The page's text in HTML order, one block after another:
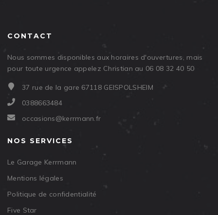
CONTACT
Nous sommes disponibles aux horaires d'ouvertures, mais
pour toute urgence appelez Christian au 06 08 32 40 50
37 rue de la gare 67118 GEISPOLSHEIM
0388663484
occasions@kerrmann.fr
NOS SERVICES
Le Garage Kerrmann
Mentions légales
Politique de confidentialité
Five Star